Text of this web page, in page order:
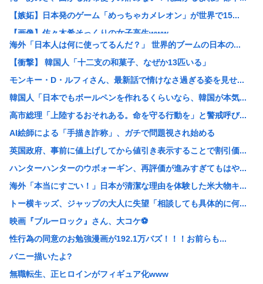
【嫉妬】日本発のゲーム「めっちゃカメレオン」が世界で15...
【画像】佐々木希そっくりの女子高生www
【画像】お前ら、朝からオッサンが握って可愛い子が運んでく...
元ジャンポケ・斉藤慎二被告は“無罪を立証”できる？ 弁護...
Windows11の天気アプリ 待機状態でやたらメモリを...
蓮舫氏「高市首相は歯科受診を8月6日（原爆の日）を避けて...
X民「ゴキブリいたら、誰もが叩く！高市早苗がいたら出てい...
【速報】 斎藤知事、宣戦布告「数十年に渡るその場しのぎの...
日本「火山大国です」←火山の熱を使って発電すればいいので...
統合失調症って何がどうヤバいの？「現実」と「妄想」の境界...
新卒の時に受けた会社の面接で、趣味と地元の話だけして採用...
【画像】ヤドンの1日がニートすぎる
【田中俊介】おまえら「VIVANT」第13話見たか？ｗｗ...
【悲報】高市おサナ、被爆者代表を睨み付けてしまいバチクソ...
性行為の同意のお勉強漫画が192.1万バズ！！！お前らも...
パ 「高市に野次を飛ばす理由？ 貴様はゴキブリが出たら新...
海外「日本人は何に使ってるんだ？」 世界的ブームの日本の...
【衝撃】 韓国人「十二支の和菓子、なぜか13匹いる」
モンキー・D・ルフィさん、最新話で情けなさ過ぎる姿を見せ...
韓国人「日本でもボールペンを作れるくらいなら、韓国が本気...
高市総理「上陸するおそれある。命を守る行動を」と警戒呼び...
AI絵師による「手描き詐称」、ガチで問題視され始める
英国政府、事前に値上げしてから値引き表示することで割引価...
ハンターハンターのウボォーギン、再評価が進みすぎてもはや...
海外「本当にすごい！」日本が清潔な理由を体験した米大物キ...
トー横キッズ、ジャップの大人に失望「相談しても具体的に何...
映画『ブルーロック』さん、大コケ⚽️
性行為の同意のお勉強漫画が192.1万バズ！！！お前らも...
バニー描いたよ?
無職転生、正ヒロインがフィギュア化www